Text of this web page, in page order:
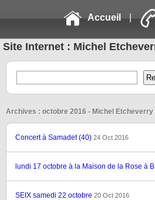
Accueil |
Site Internet : Michel
Archives : octobre 2016 - Michel Etcheverry
Concert à Samadet (40) 24 Oct 2016
lundi 17 octobre à la Maison de la Rose à
SEIX samedi 22 octobre 20 Oct 2016